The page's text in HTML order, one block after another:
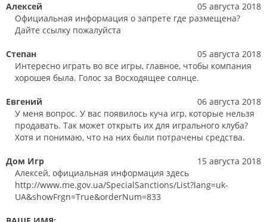
Алексей
05 августа 2018
Официальная информация о запрете где размещена?
Дайте ссылку пожалуйста
Степан
05 августа 2018
Интересно играть во все игры, главное, чтобы компания
хорошея была. Голос за Восходящее солнце.
Евгений
06 августа 2018
У меня вопрос. У вас появилось куча игр, которые нельзя
продавать. Так может открыть их для игрального клуба?
Хотя и понимаю, что на них были потрачены средства.
Дом Игр
15 августа 2018
Алексей, официальная информация здесь
http://www.me.gov.ua/SpecialSanctions/List?lang=uk-
UA&showFrgn=True&orderNum=833